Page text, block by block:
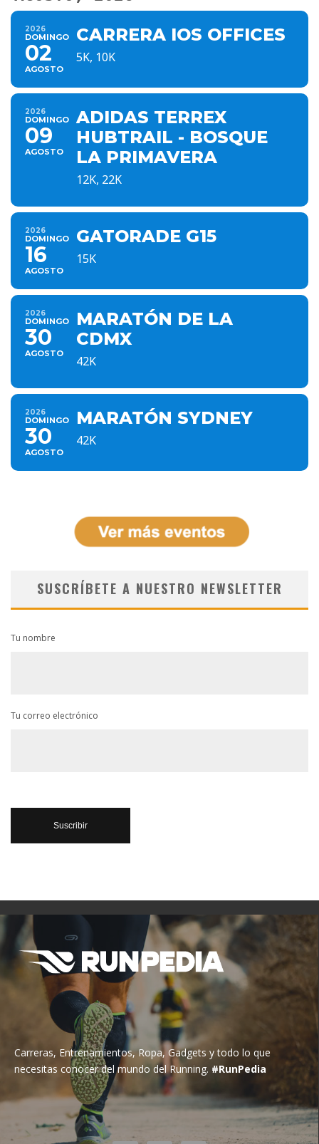
2026
DOMINGO
02
AGOSTO
CARRERA IOS OFFICES
5K, 10K
2026
DOMINGO
09
AGOSTO
ADIDAS TERREX
HUBTRAIL - BOSQUE
LA PRIMAVERA
12K, 22K
2026
DOMINGO
16
AGOSTO
GATORADE G15
15K
2026
DOMINGO
30
AGOSTO
MARATÓN DE LA
CDMX
42K
2026
DOMINGO
30
AGOSTO
MARATÓN SYDNEY
42K
SUSCRÍBETE A NUESTRO NEWSLETTER
Tu nombre
Tu correo electrónico
Carreras, Entrenamientos, Ropa, Gadgets y todo lo que
necesitas conocer del mundo del Running. #RunPedia